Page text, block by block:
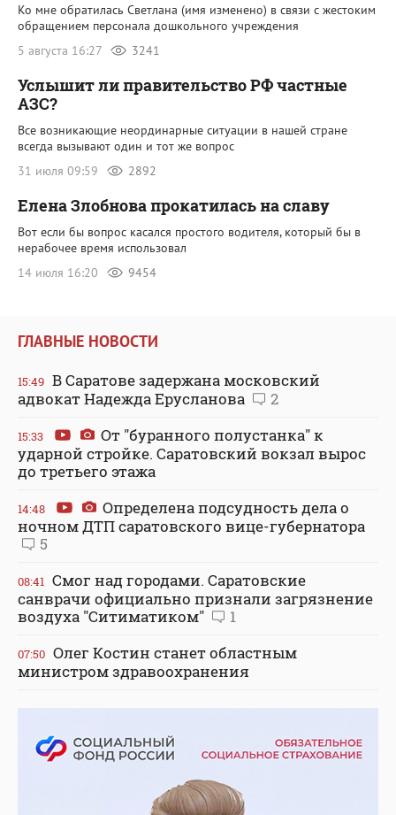
Ко мне обратилась Светлана (имя изменено) в связи с жестоким
обращением персонала дошкольного учреждения
5 августа 16:27
3241
Услышит ли правительство РФ частные
АЗС?
Все возникающие неординарные ситуации в нашей стране
всегда вызывают один и тот же вопрос
31 июля 09:59
2892
Елена Злобнова прокатилась на славу
Вот если бы вопрос касался простого водителя, который бы в
нерабочее время использовал
14 июля 16:20
9454
ГЛАВНЫЕ НОВОСТИ
15:49 В Саратове задержана московский
адвокат Надежда Ерусланова
2
15:33
От "буранного полустанка" к
ударной стройке. Саратовский вокзал вырос
до третьего этажа
14:48
Определена подсудность дела о
ночном ДТП саратовского вице-губернатора
5
08:41 Смог над городами. Саратовские
санврачи официально признали загрязнение
воздуха "Ситиматиком"
1
07:50 Олег Костин станет областным
министром здравоохранения